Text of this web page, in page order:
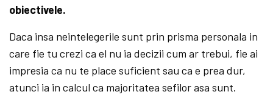
obiectivele.
Daca insa neintelegerile sunt prin prisma personala in
care fie tu crezi ca el nu ia decizii cum ar trebui, fie ai
impresia ca nu te place suficient sau ca e prea dur,
atunci ia in calcul ca majoritatea sefilor asa sunt.